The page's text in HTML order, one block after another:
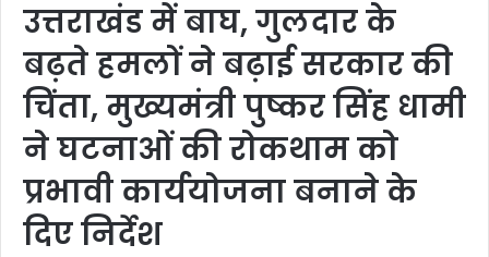
उत्तराखंड में बाघ, गुलदार के
बढ़ते हमलों ने बढ़ाई सरकार की
चिंता, मुख्यमंत्री पुष्कर सिंह धामी
ने घटनाओं की रोकथाम को
प्रभावी कार्ययोजना बनाने के
दिए निर्देश